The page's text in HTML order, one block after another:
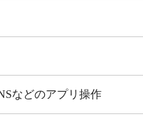
などのアプリ操作